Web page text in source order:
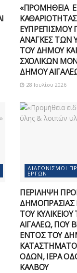
«ΠΡΟΜΗΘΕΙΑ
ΚΑΘΑΡΙΟΤΗΤΑΣ
ΕΥΠΡΕΠΙΣΜΟΥ
ΑΝΑΓΚΕΣ ΤΩΝ
ΤΟΥ ΔΗΜΟΥ
ΣΧΟΛΙΚΩΝ
ΔΗΜΟΥ
28 Ιουλίου 2026
ΔΙΑΓΩΝΙΣΜΟΊ
ΈΡΓΩΝ
ΠΕΡΙΛΗΨΗ
ΤΟΥ
ΑΙΓΑΛΕΩ, ΠΟΥ
ΕΝΤΟΣ ΤΟΥ
ΟΔΩΝ, ΙΕΡΑ
ΚΑΛΒΟΥ